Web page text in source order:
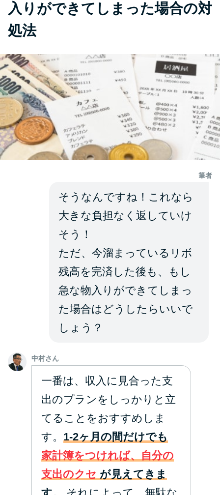
入りができてしまった場合の対
処法
筆者
そうなんですね！これなら
大きな負担なく返していけ
そう！
ただ、今溜まっているリボ
残高を完済した後も、もし
急な物入りができてしまっ
た場合はどうしたらいいで
しょう？
中村さん
一番は、収入に見合った支
出のプランをしっかりと立
てることをおすすめしま
す。 1-2ヶ月の間だけでも
家計簿をつければ、自分の
支出のクセ が見えてきま